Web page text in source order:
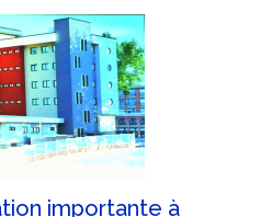
importante à